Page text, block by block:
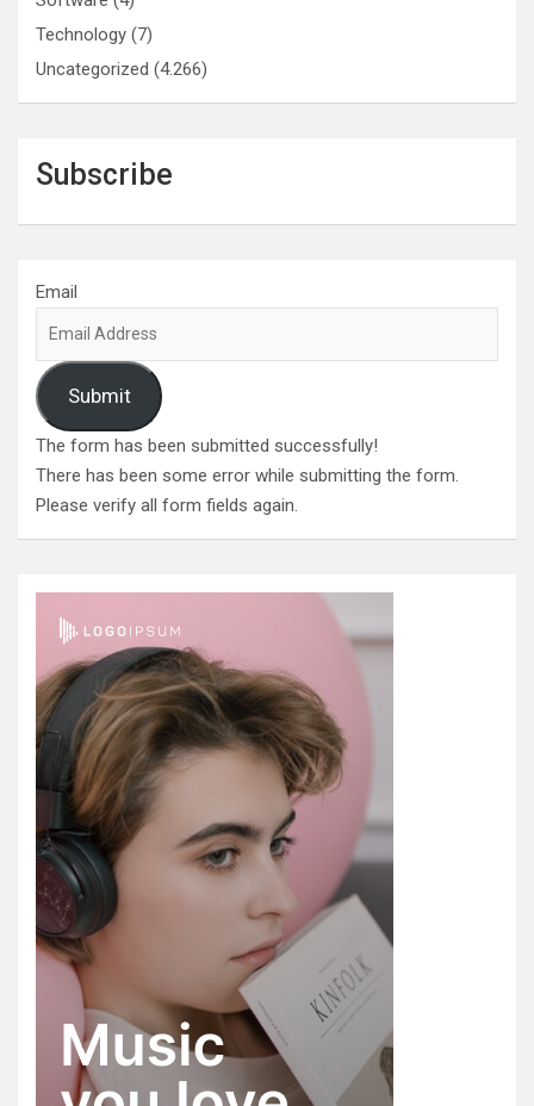
Technology (7)
Uncategorized (4.266)
Subscribe
Email
Submit
The form has been submitted successfully!
There has been some error while submitting the form.
Please verify all form fields again.